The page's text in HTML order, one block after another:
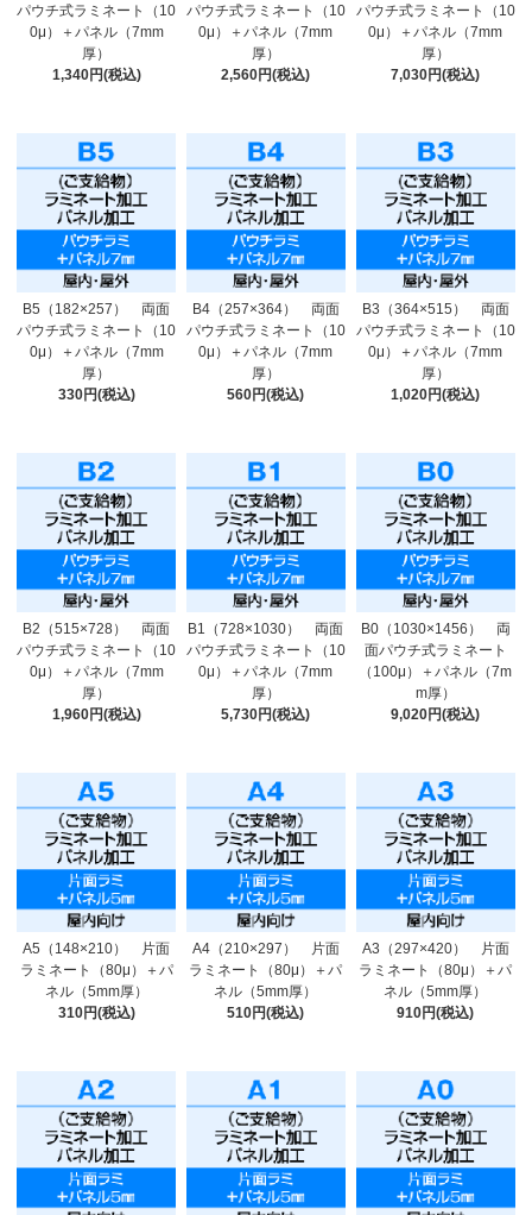
パウチ式ラミネート（10
0μ）＋パネル（7mm
厚）
1,340円(税込)
パウチ式ラミネート（10
0μ）＋パネル（7mm
厚）
2,560円(税込)
パウチ式ラミネート（10
0μ）＋パネル（7mm
厚）
7,030円(税込)
B5（182×257） 両面
パウチ式ラミネート（10
0μ）＋パネル（7mm
厚）
330円(税込)
B4（257×364） 両面
パウチ式ラミネート（10
0μ）＋パネル（7mm
厚）
560円(税込)
B3（364×515） 両面
パウチ式ラミネート（10
0μ）＋パネル（7mm
厚）
1,020円(税込)
B2（515×728） 両面
パウチ式ラミネート（10
0μ）＋パネル（7mm
厚）
1,960円(税込)
B1（728×1030） 両面
パウチ式ラミネート（10
0μ）＋パネル（7mm
厚）
5,730円(税込)
B0（1030×1456） 両
面パウチ式ラミネート
（100μ）＋パネル（7m
m厚）
9,020円(税込)
A5（148×210） 片面
ラミネート（80μ）＋パ
ネル（5mm厚）
310円(税込)
A4（210×297） 片面
ラミネート（80μ）＋パ
ネル（5mm厚）
510円(税込)
A3（297×420） 片面
ラミネート（80μ）＋パ
ネル（5mm厚）
910円(税込)